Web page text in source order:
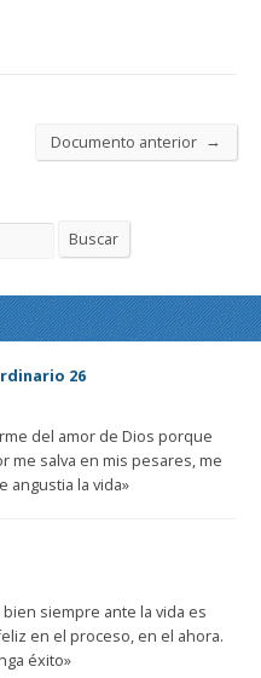
Documento anterior →
Buscar
26
del amor de Dios porque
me salva en mis pesares, me
angustia la vida»
siempre ante la vida es
en el proceso, en el ahora.
éxito»